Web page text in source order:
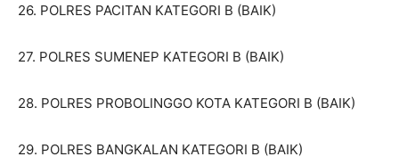
26. POLRES PACITAN KATEGORI B (BAIK)
27. POLRES SUMENEP KATEGORI B (BAIK)
28. POLRES PROBOLINGGO KOTA KATEGORI B (BAIK)
29. POLRES BANGKALAN KATEGORI B (BAIK)